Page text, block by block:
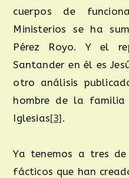
cuerpos de
Ministerios se ha
Pérez Royo. Y el
Santander en él es
otro análisis
hombre de la
Iglesias[3].
Ya tenemos a tres
fácticos que han